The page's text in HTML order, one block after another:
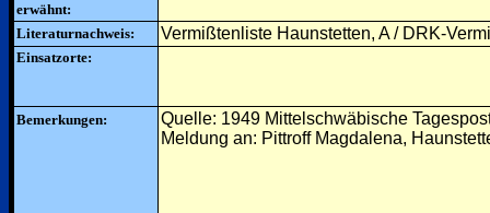
erwähnt:
Literaturnachweis:
Vermißtenliste Haunstetten, A / DRK-
Einsatzorte:
Bemerkungen:
Quelle: 1949 Mittelschwäbische
Meldung an: Pittroff Magdalena,